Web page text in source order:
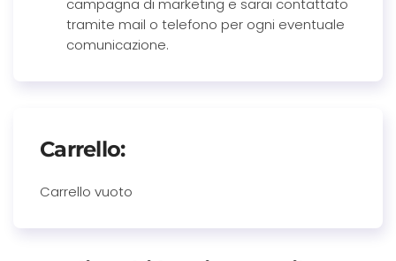
campagna di marketing e sarai contattato
tramite mail o telefono per ogni eventuale
comunicazione.
Carrello:
Carrello vuoto